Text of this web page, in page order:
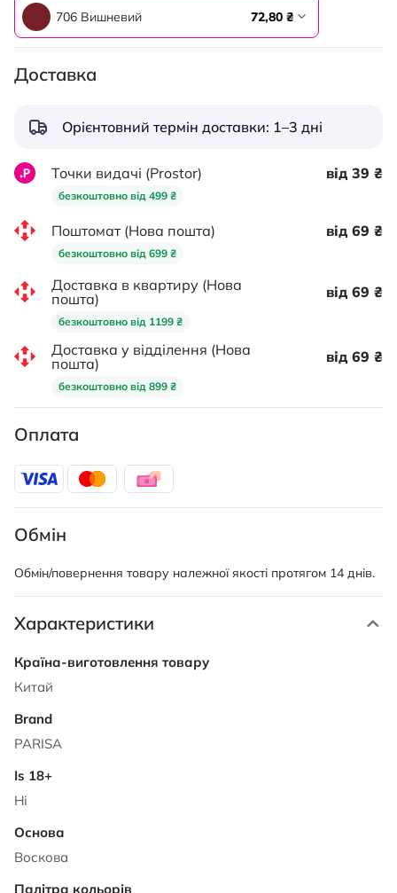
706 Вишневий 72,80 ₴
Доставка
Орієнтовний термін доставки: 1–3 дні
Точки видачі (Prostor)
безкоштовно від 499 ₴
від 39 ₴
Поштомат (Нова пошта)
безкоштовно від 699 ₴
від 69 ₴
Доставка в квартиру (Нова
пошта)
безкоштовно від 1199 ₴
від 69 ₴
Доставка у відділення (Нова
пошта)
безкоштовно від 899 ₴
від 69 ₴
Оплата
Обмін
Обмін/повернення товару належної якості протягом 14 днів.
Характеристики
Характеристики
Китай
PARISA
Ні
Воскова